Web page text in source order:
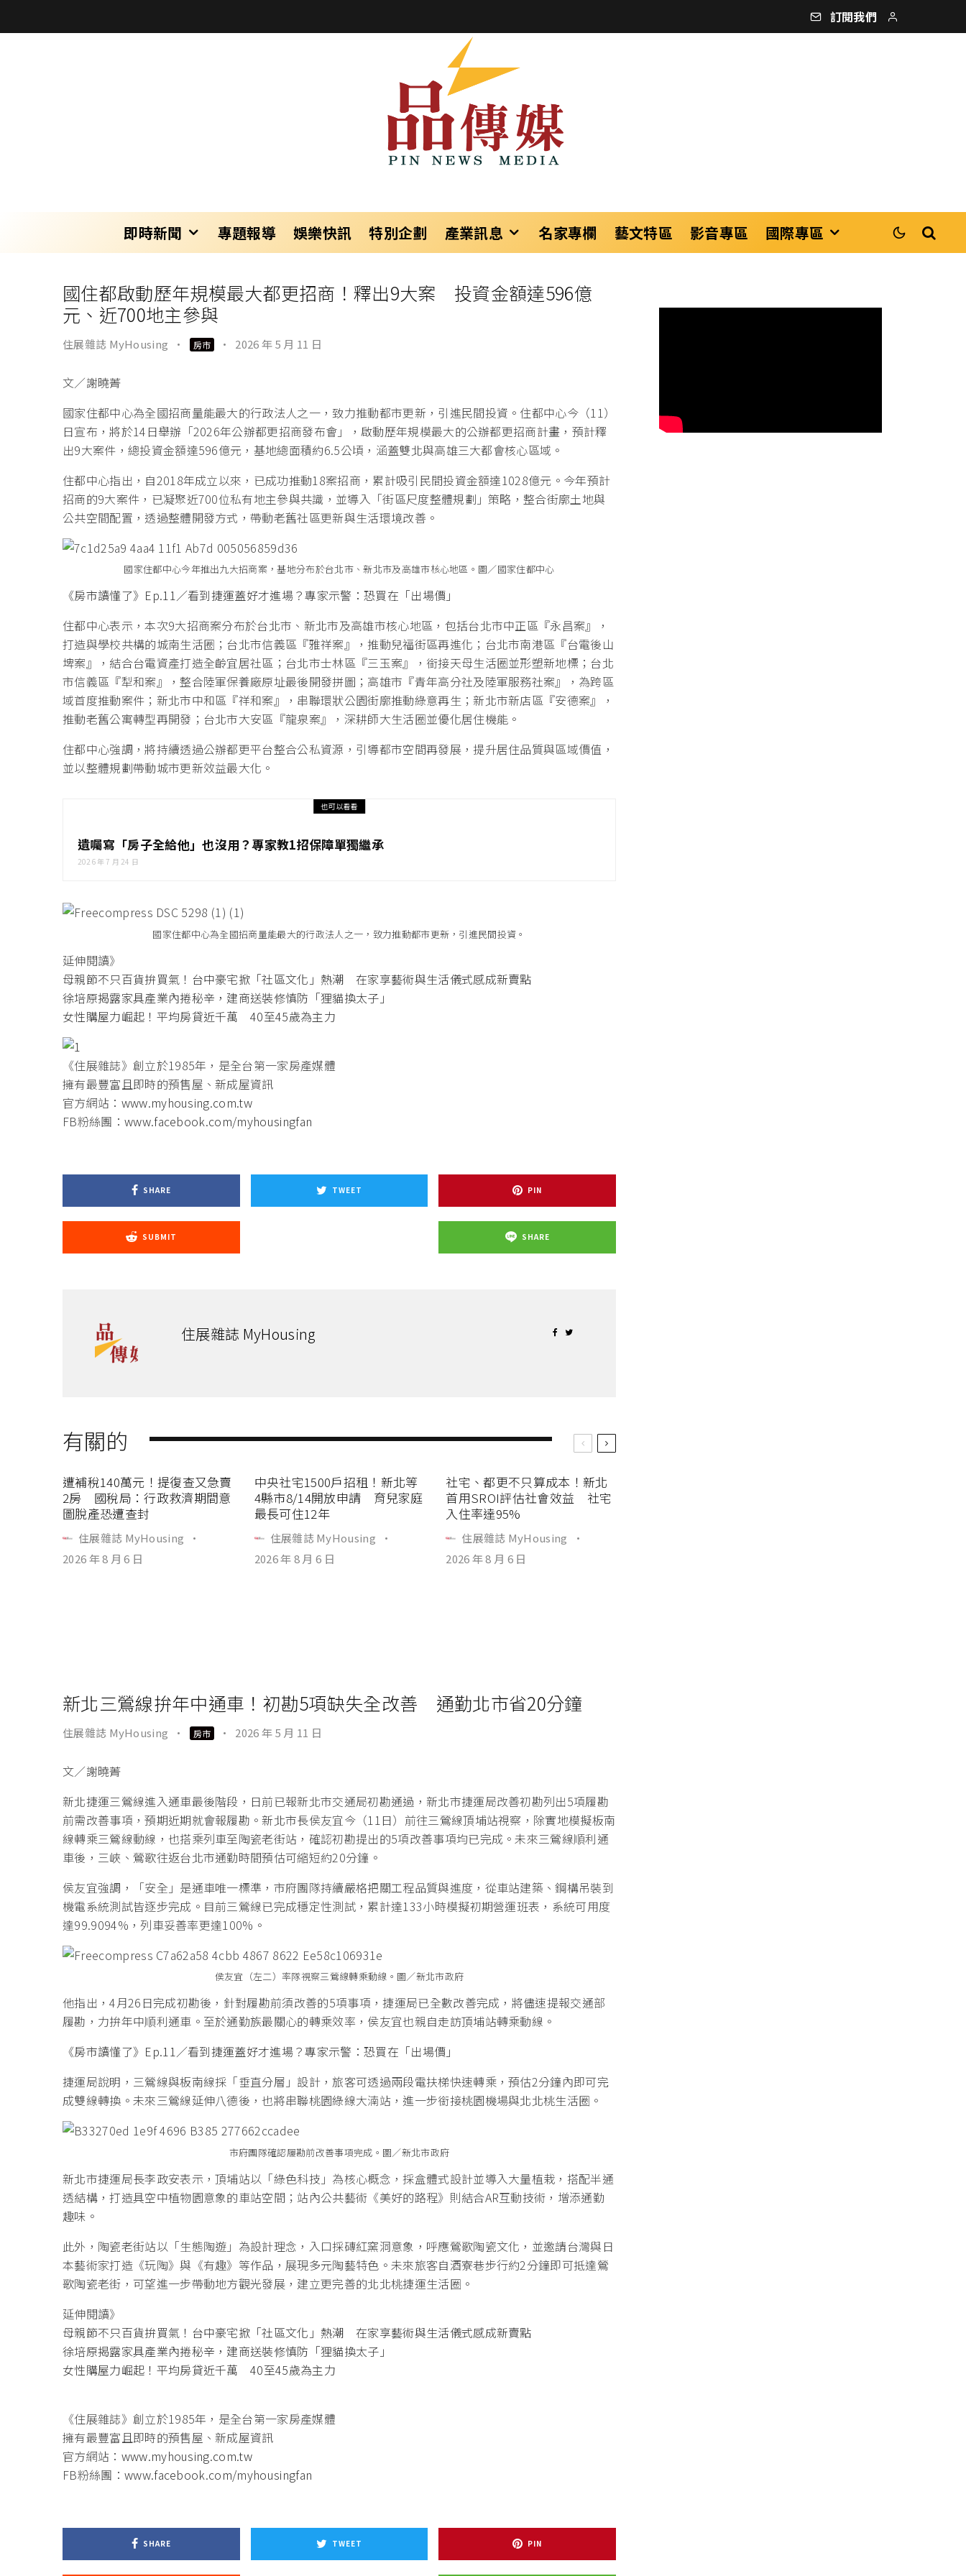
訂閱我們
即時新聞 專題報導 娛樂快訊 特別企劃 產業訊息 名家專欄 藝文特區 影音專區 國際專區
國住都啟動歷年規模最大都更招商！釋出9大案 投資金額達596億
元、近700地主參與
住展雜誌 MyHousing · 房市 · 2026 年 5 月 11 日
文／謝曉菁
國家住都中心為全國招商量能最大的行政法人之一，致力推動都市更新，引進民間投資。住都中心今（11）
日宣布，將於14日舉辦「2026年公辦都更招商發布會」，啟動歷年規模最大的公辦都更招商計畫，預計釋
出9大案件，總投資金額達596億元，基地總面積約6.5公頃，涵蓋雙北與高雄三大都會核心區域。
住都中心指出，自2018年成立以來，已成功推動18案招商，累計吸引民間投資金額達1028億元。今年預計
招商的9大案件，已凝聚近700位私有地主參與共識，並導入「街區尺度整體規劃」策略，整合街廓土地與
公共空間配置，透過整體開發方式，帶動老舊社區更新與生活環境改善。
國家住都中心今年推出九大招商案，基地分布於台北市、新北市及高雄市核心地區。圖／國家住都中心
《房市讀懂了》Ep.11／看到捷運蓋好才進場？專家示警：恐買在「出場價」
住都中心表示，本次9大招商案分布於台北市、新北市及高雄市核心地區，包括台北市中正區『永昌案』，
打造與學校共構的城南生活圈；台北市信義區『雅祥案』，推動兒福街區再進化；台北市南港區『台電後山
埤案』，結合台電資產打造全齡宜居社區；台北市士林區『三玉案』，銜接天母生活圈並形塑新地標；台北
市信義區『犁和案』，整合陸軍保養廠原址最後開發拼圖；高雄市『青年高分社及陸軍服務社案』，為跨區
域首度推動案件；新北市中和區『祥和案』，串聯環狀公園街廓推動綠意再生；新北市新店區『安德案』，
推動老舊公寓轉型再開發；台北市大安區『龍泉案』，深耕師大生活圈並優化居住機能。
住都中心強調，將持續透過公辦都更平台整合公私資源，引導都市空間再發展，提升居住品質與區域價值，
並以整體規劃帶動城市更新效益最大化。
也可以看看
遺囑寫「房子全給他」也沒用？專家教1招保障單獨繼承
2026 年 7 月 24 日
國家住都中心為全國招商量能最大的行政法人之一，致力推動都市更新，引進民間投資。
延伸閱讀》
母親節不只百貨拚買氣！台中豪宅掀「社區文化」熱潮 在家享藝術與生活儀式感成新賣點
徐培原揭露家具產業內捲秘辛，建商送裝修慎防「狸貓換太子」
女性購屋力崛起！平均房貸近千萬 40至45歲為主力
《住展雜誌》創立於1985年，是全台第一家房產媒體
擁有最豐富且即時的預售屋、新成屋資訊
官方網站： www.myhousing.com.tw
FB粉絲團： www.facebook.com/myhousingfan
SHARE TWEET PIN
SUBMIT SHARE
住展雜誌 MyHousing
有關的
遭補稅140萬元！提復查又急賣
2房 國稅局：行政救濟期間意
圖脫產恐遭查封
住展雜誌 MyHousing
·
2026 年 8 月 6 日
中央社宅1500戶招租！新北等
4縣市8/14開放申請 育兒家庭
最長可住12年
住展雜誌 MyHousing
·
2026 年 8 月 6 日
社宅、都更不只算成本！新北
首用SROI評估社會效益 社宅
入住率達95%
住展雜誌 MyHousing
·
2026 年 8 月 6 日
新北三鶯線拚年中通車！初勘5項缺失全改善 通勤北市省20分鐘
住展雜誌 MyHousing · 房市 · 2026 年 5 月 11 日
文／謝曉菁
新北捷運三鶯線進入通車最後階段，日前已報新北市交通局初勘通過，新北市捷運局改善初勘列出5項履勘
前需改善事項，預期近期就會報履勘。新北市長侯友宜今（11日）前往三鶯線頂埔站視察，除實地模擬板南
線轉乘三鶯線動線，也搭乘列車至陶瓷老街站，確認初勘提出的5項改善事項均已完成。未來三鶯線順利通
車後，三峽、鶯歌往返台北市通勤時間預估可縮短約20分鐘。
侯友宜強調，「安全」是通車唯一標準，市府團隊持續嚴格把關工程品質與進度，從車站建築、鋼構吊裝到
機電系統測試皆逐步完成。目前三鶯線已完成穩定性測試，累計達133小時模擬初期營運班表，系統可用度
達99.9094%，列車妥善率更達100%。
侯友宜（左二）率隊視察三鶯線轉乘動線。圖／新北市政府
他指出，4月26日完成初勘後，針對履勘前須改善的5項事項，捷運局已全數改善完成，將儘速提報交通部
履勘，力拚年中順利通車。至於通勤族最關心的轉乘效率，侯友宜也親自走訪頂埔站轉乘動線。
《房市讀懂了》Ep.11／看到捷運蓋好才進場？專家示警：恐買在「出場價」
捷運局說明，三鶯線與板南線採「垂直分層」設計，旅客可透過兩段電扶梯快速轉乘，預估2分鐘內即可完
成雙線轉換。未來三鶯線延伸八德後，也將串聯桃園綠線大湳站，進一步銜接桃園機場與北北桃生活圈。
市府團隊確認履勘前改善事項完成。圖／新北市政府
新北市捷運局長李政安表示，頂埔站以「綠色科技」為核心概念，採盒體式設計並導入大量植栽，搭配半通
透結構，打造具空中植物園意象的車站空間；站內公共藝術《美好的路程》則結合AR互動技術，增添通勤
趣味。
此外，陶瓷老街站以「生態陶遊」為設計理念，入口採磚紅窯洞意象，呼應鶯歌陶瓷文化，並邀請台灣與日
本藝術家打造《玩陶》與《有趣》等作品，展現多元陶藝特色。未來旅客自酒寮巷步行約2分鐘即可抵達鶯
歌陶瓷老街，可望進一步帶動地方觀光發展，建立更完善的北北桃捷運生活圈。
延伸閱讀》
母親節不只百貨拚買氣！台中豪宅掀「社區文化」熱潮 在家享藝術與生活儀式感成新賣點
徐培原揭露家具產業內捲秘辛，建商送裝修慎防「狸貓換太子」
女性購屋力崛起！平均房貸近千萬 40至45歲為主力
《住展雜誌》創立於1985年，是全台第一家房產媒體
擁有最豐富且即時的預售屋、新成屋資訊
官方網站： www.myhousing.com.tw
FB粉絲團： www.facebook.com/myhousingfan
SHARE TWEET PIN